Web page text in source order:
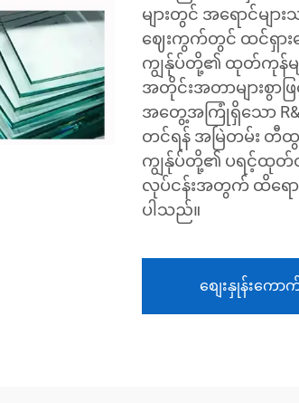
များတွင် အရောင်မျ
ဈေးကွက်တွင် ထင်ရှား
ကျွန်ုပ်တို့၏ ထုတ်ကုန်မျ
အတိုင်းအတာများစွာ
အတွေ့အကြုံရှိသော
တင်ရန် အမြဲတမ်း တီ
ကျွန်ုပ်တို့၏ ပရင့်ထုတ်
လုပ်ငန်းအတွက် ထိရေ
ပါသည်။
စျေးနှုန်းကေ